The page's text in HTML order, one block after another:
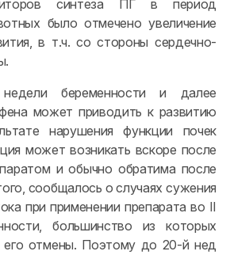
синтеза ПГ в период
было отмечено увеличение
в т.ч. со стороны сердечно-
беременности и далее
может приводить к развитию
нарушения функции почек
может возникать вскоре после
и обычно обратима после
сообщалось о случаях сужения
при применении препарата во II
большинство из которых
его отмены. Поэтому до 20-й нед